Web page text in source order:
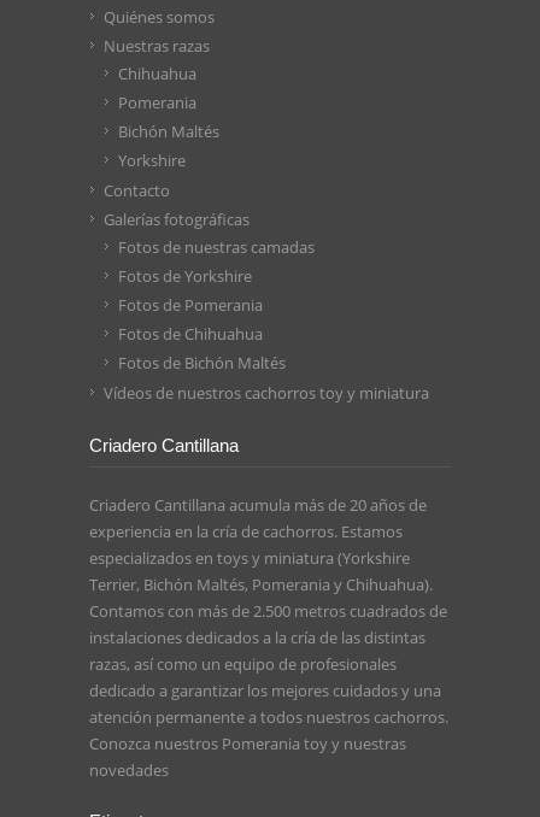
Quiénes somos
Nuestras razas
Chihuahua
Pomerania
Bichón Maltés
Yorkshire
Contacto
Galerías fotográficas
Fotos de nuestras camadas
Fotos de Yorkshire
Fotos de Pomerania
Fotos de Chihuahua
Fotos de Bichón Maltés
Vídeos de nuestros cachorros toy y miniatura
Criadero Cantillana
Criadero Cantillana acumula más de 20 años de
experiencia en la cría de cachorros. Estamos
especializados en toys y miniatura (Yorkshire
Terrier, Bichón Maltés, Pomerania y Chihuahua).
Contamos con más de 2.500 metros cuadrados de
instalaciones dedicados a la cría de las distintas
razas, así como un equipo de profesionales
dedicado a garantizar los mejores cuidados y una
atención permanente a todos nuestros cachorros.
Conozca nuestros Pomerania toyy nuestras
novedades